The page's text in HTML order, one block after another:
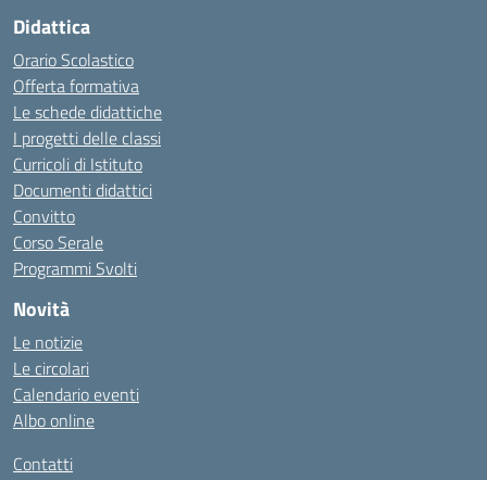
Didattica
Orario Scolastico
Offerta formativa
Le schede didattiche
I progetti delle classi
Curricoli di Istituto
Documenti didattici
Convitto
Corso Serale
Programmi Svolti
Novità
Le notizie
Le circolari
Calendario eventi
Albo online
Contatti